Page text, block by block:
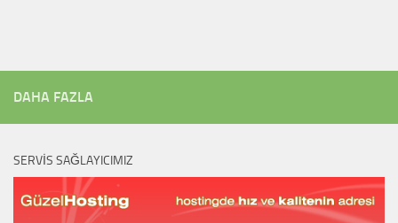
DAHA FAZLA
SERVIS SAĞLAYICIMIZ